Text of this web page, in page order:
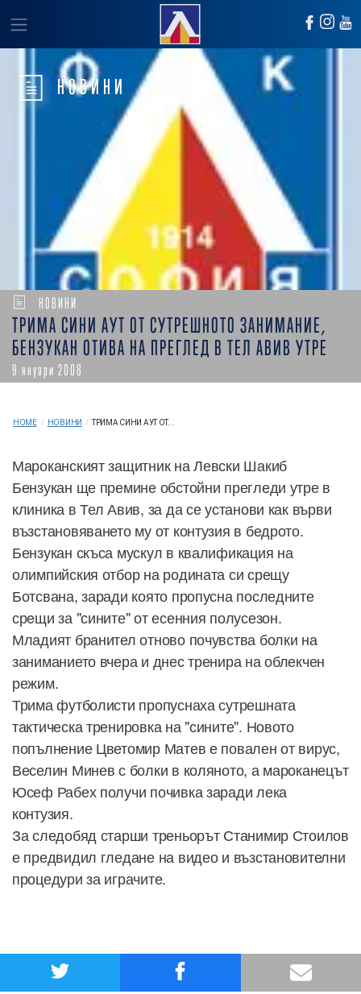
НОВИНИ
НОВИНИ
ТРИМА СИНИ АУТ ОТ СУТРЕШНОТО ЗАНИМАНИЕ,
БЕНЗУКАН ОТИВА НА ПРЕГЛЕД В ТЕЛ АВИВ УТРЕ
9 януари 2008
HOME / НОВИНИ / ТРИМА СИНИ АУТ ОТ...
Мароканският защитник на Левски Шакиб
Бензукан ще премине обстойни прегледи утре в
клиника в Тел Авив, за да се установи как върви
възстановяването му от контузия в бедрото.
Бензукан скъса мускул в квалификация на
олимпийския отбор на родината си срещу
Ботсвана, заради която пропусна последните
срeщи за "сините" от есенния полусезон.
Младият бранител отново почувства болки на
заниманието вчера и днес тренира на облекчен
режим.
Трима футболисти пропуснаха сутрешната
тактическа тренировка на "сините". Новото
попълнение Цветомир Матев е повален от вирус,
Веселин Минев с болки в коляното, а мароканецът
Юсеф Рабех получи почивка заради лека
контузия.
За следобяд старши треньорът Станимир Стоилов
е предвидил гледане на видео и възстановителни
процедури за играчите.